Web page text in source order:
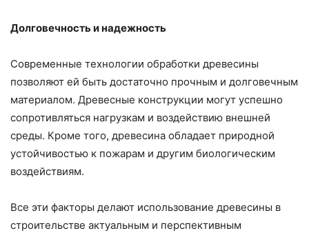
Долговечность и надежность
Современные технологии обработки древесины
позволяют ей быть достаточно прочным и долговечным
материалом. Древесные конструкции могут успешно
сопротивляться нагрузкам и воздействию внешней
среды. Кроме того, древесина обладает природной
устойчивостью к пожарам и другим биологическим
воздействиям.
Все эти факторы делают использование древесины в
строительстве актуальным и перспективным